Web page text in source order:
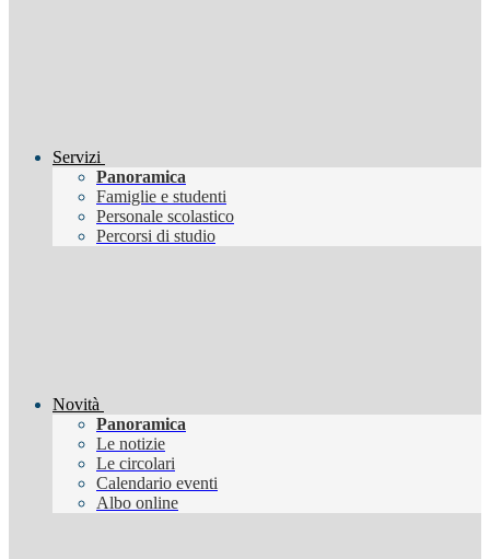
Servizi
Panoramica
Famiglie e studenti
Personale scolastico
Percorsi di studio
Novità
Panoramica
Le notizie
Le circolari
Calendario eventi
Albo online